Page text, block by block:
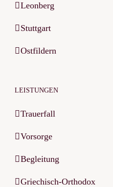
Leonberg
Stuttgart
Ostfildern
LEISTUNGEN
Trauerfall
Vorsorge
Begleitung
Griechisch-Orthodox